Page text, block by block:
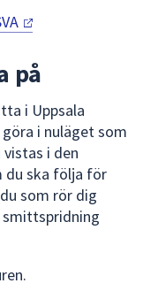
för
välja
något
av
dem.
på
i Uppsala
i nuläget som
i den
du ska följa för
som rör dig